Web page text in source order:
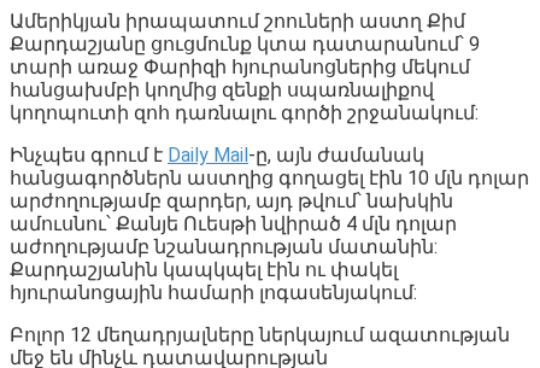
Ամերիկյան իրապատում շոուների աստղ Քիմ
Քարդաշյանը ցուցմունք կտա դատարանում՝ 9
տարի առաջ Փարիզի հյուրանոցներից մեկում
հանցախմբի կողմից զենքի սպառնալիքով
կողոպուտի զոհ դառնալու գործի շրջանակում:
Ինչպես գրում է Daily Mail-ը, այն ժամանակ
հանցագործներն աստղից գողացել էին 10 մլն դոլար
արժողությամբ զարդեր, այդ թվում՝ նախկին
ամուսնու՝ Քանյե Ուեսթի նվիրած 4 մլն դոլար
աժողությամբ նշանադրության մատանին:
Քարդաշյանին կապկպել էին ու փակել
հյուրանոցային համարի լոգասենյակում:
Բոլոր 12 մեղադրյալները ներկայում ազատության
մեջ են մինչև դատավարության